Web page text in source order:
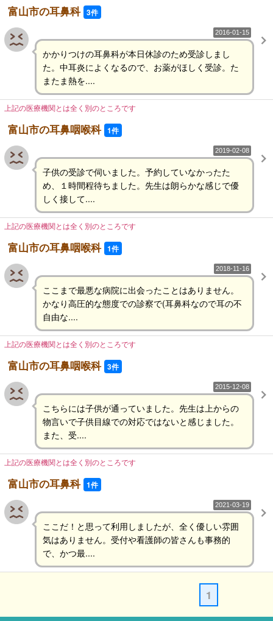
富山市の耳鼻科 3件
2016-01-15
かかりつけの耳鼻科が本日休診のため受診しまし
た。中耳炎によくなるので、お薬がほしく受診。た
またま熱を....
上記の医療機関とは全く別のところです
富山市の耳鼻咽喉科 1件
2019-02-08
子供の受診で伺いました。予約していなかったた
め、１時間程待ちました。先生は朗らかな感じで優
しく接して....
上記の医療機関とは全く別のところです
富山市の耳鼻咽喉科 1件
2018-11-16
ここまで最悪な病院に出会ったことはありません。
かなり高圧的な態度での診察で(耳鼻科なので耳の不
自由な....
上記の医療機関とは全く別のところです
富山市の耳鼻咽喉科 3件
2015-12-08
こちらには子供が通っていました。先生は上からの
物言いで子供目線での対応ではないと感じました。
また、受....
上記の医療機関とは全く別のところです
富山市の耳鼻科 1件
2021-03-19
ここだ！と思って利用しましたが、全く優しい雰囲
気はありません。受付や看護師の皆さんも事務的
で、かつ最....
1